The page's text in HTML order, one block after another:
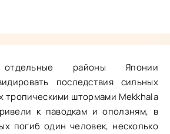
отдельные районы Японии
последствия сильных
тропическими штормами Mekkhala
к паводкам и оползням, в
погиб один человек, несколько